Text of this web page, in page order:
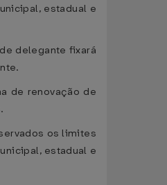
estadual e
delegante fixará
de renovação de
os limites
estadual e